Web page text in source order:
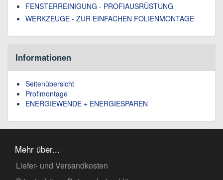
FENSTERREINIGUNG - PROFIAUSRÜSTUNG
WERKZEUGE - ZUR EINFACHEN FOLIENMONTAGE
Informationen
Seitenübersicht
Profimontage
ENERGIEWENDE + ENERGIESPAREN
Mehr über...
Liefer- und Versandkosten